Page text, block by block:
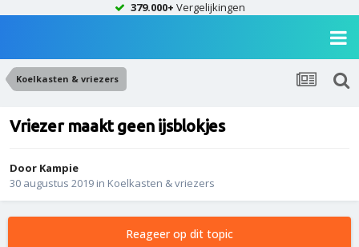
379.000+ Vergelijkingen
Koelkasten & vriezers
Vriezer maakt geen ijsblokjes
Door Kampie
30 augustus 2019 in Koelkasten & vriezers
Reageer op dit topic